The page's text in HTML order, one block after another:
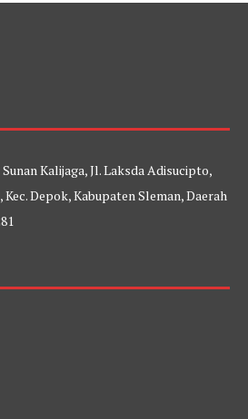
Kalijaga, Jl. Laksda Adisucipto,
Depok, Kabupaten Sleman, Daerah